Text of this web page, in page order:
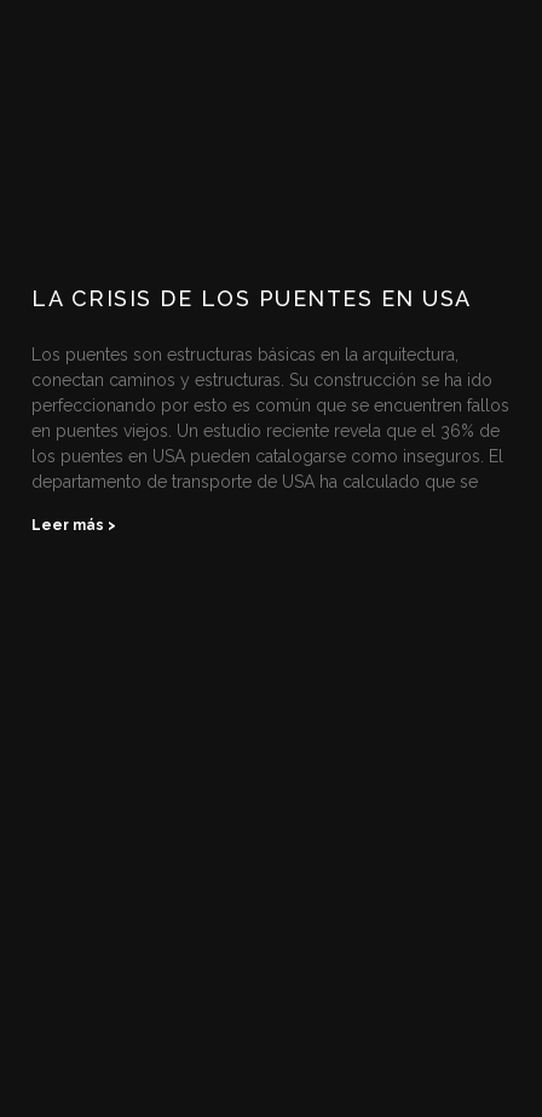
LA CRISIS DE LOS PUENTES EN USA
Los puentes son estructuras básicas en la arquitectura,
conectan caminos y estructuras. Su construcción se ha ido
perfeccionando por esto es común que se encuentren fallos
en puentes viejos. Un estudio reciente revela que el 36% de
los puentes en USA pueden catalogarse como inseguros. El
departamento de transporte de USA ha calculado que se
Leer más >